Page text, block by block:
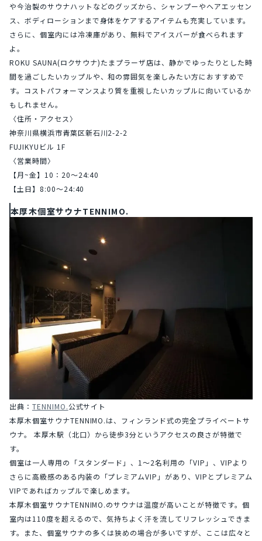
や今治製のサウナハットなどのグッズから、シャンプーやヘアエッセン
ス、ボディローションまで身体をケアするアイテムも充実しています。
さらに、個室内には冷凍庫があり、無料でアイスバーが食べられます
よ。
ROKU SAUNA(ロクサウナ)たまプラーザ店は、静かでゆったりとした時
間を過ごしたいカップルや、和の雰囲気を楽しみたい方におすすめで
す。コストパフォーマンスより質を重視したいカップルに向いているか
もしれません。
〈住所・アクセス〉
神奈川県横浜市青葉区新石川2-2-2
FUJIKYUビル 1F
〈営業時間〉
【月~金】10：20～24:40
【土日】8:00～24:40
本厚木個室サウナTENNIMO.
出典： TENNIMO.公式サイト
本厚木個室サウナTENNIMO.は、フィンランド式の完全プライベートサ
ウナ。 本厚木駅（北口）から徒歩3分というアクセスの良さが特徴で
す。
個室は一人専用の「スタンダード」、1〜2名利用の「VIP」、VIPより
さらに高級感のある内装の「プレミアムVIP」があり、VIPとプレミアム
VIPであればカップルで楽しめます。
本厚木個室サウナTENNIMO.のサウナは温度が高いことが特徴です。個
室内は110度を超えるので、気持ちよく汗を流してリフレッシュできま
す。また、個室サウナの多くは狭めの場合が多いですが、ここは広々と